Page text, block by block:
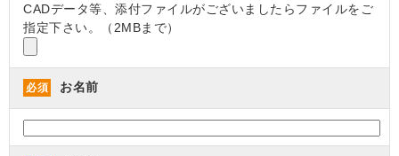
CADデータ等、添付ファイルがございましたらファイルをご
指定下さい。（2MBまで）
必須 お名前